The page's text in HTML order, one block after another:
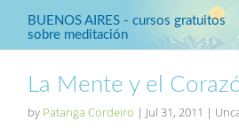
BUENOS AIRES - cursos gratuitos
sobre meditación
La Mente y el
by Patanga Cordeiro | Jul 31, 2011 |